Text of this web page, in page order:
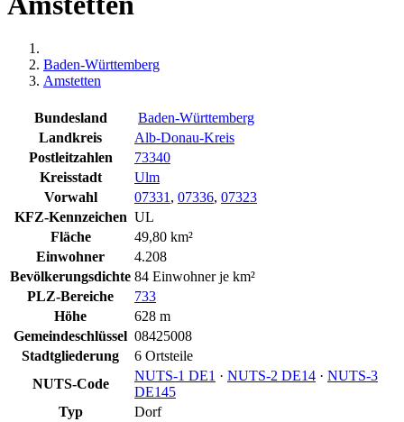
Baden-Württemberg
Amstetten
Bundesland
Baden-Württemberg
Landkreis
Alb-Donau-Kreis
Postleitzahlen
73340
Kreisstadt
Ulm
Vorwahl
07331, 07336, 07323
KFZ-Kennzeichen UL
Fläche
49,80 km²
Einwohner
4.208
Bevölkerungsdichte 84 Einwohner je km²
PLZ-Bereiche
733
Höhe
628 m
Gemeindeschlüssel 08425008
Stadtgliederung
6 Ortsteile
NUTS-Code
NUTS‑1 DE1 · NUTS‑2 DE14 · NUTS‑3
DE145
Typ
Dorf